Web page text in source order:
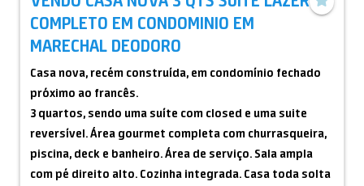
COMPLETO EM CONDOMINIO EM
MARECHAL DEODORO
Casa nova, recém construída, em condomínio fechado
próximo ao francês.
3 quartos, sendo uma suíte com closed e uma suite
reversível. Área gourmet completa com churrasqueira,
piscina, deck e banheiro. Área de serviço. Sala ampla
com pé direito alto. Cozinha integrada. Casa toda solta